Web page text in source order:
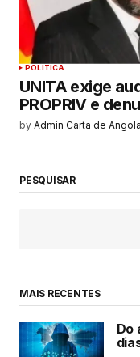
POLITICA
UNITA exige
PROPRIV e
by Admin Carta de
PESQUISAR
MAIS RECENTES
Do